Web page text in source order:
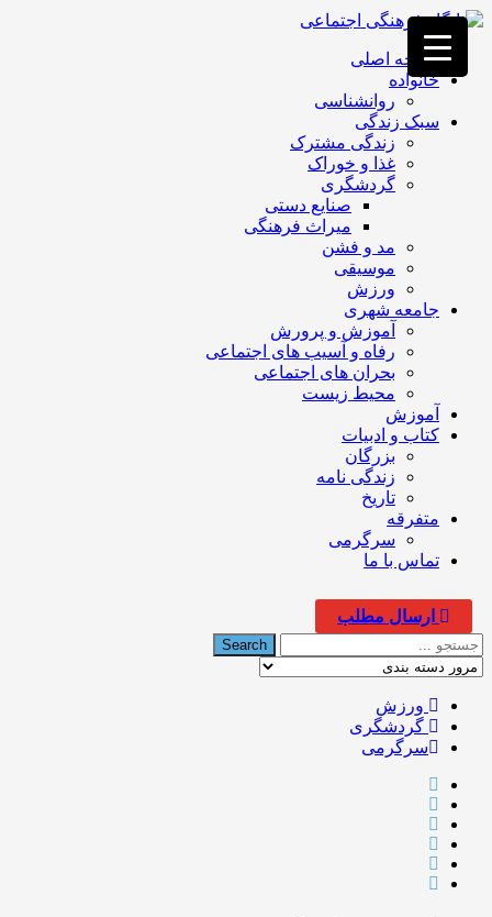
فصد
خون
غرب
تهران
خشکشویی
تصفیه
تهران
صفحه اصلی
خانواده
روانشناسی
سبک زندگی
زندگی مشترک
غذا و خوراک
گردشگری
صنایع دستی
میراث فرهنگی
مد و فشن
موسیقی
ورزش
جامعه شهری
آموزش و پرورش
رفاه و آسیب های اجتماعی
بحران های اجتماعی
محیط زیست
آموزش
کتاب و ادبیات
بزرگان
زندگی نامه
تاریخ
متفرقه
سرگرمی
تماس با ما
ارسال مطلب
ورزش
گردشگری
سرگرمی